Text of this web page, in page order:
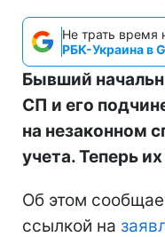
Не трать время
РБК-Украина в
Бывший
СП и его
на незаконном
учета. Теперь
Об этом
ссылкой на